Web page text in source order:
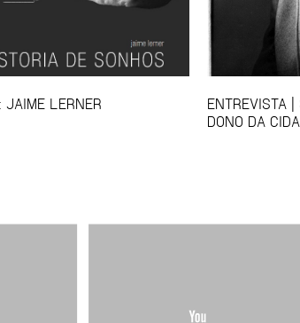
JAIME LERNER
ENTREVISTA
DONO DA